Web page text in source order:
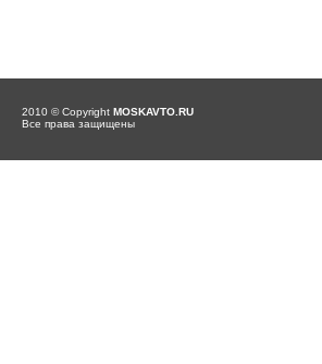
2010 © Copyright MOSKAVTO.RU
Все права защищены